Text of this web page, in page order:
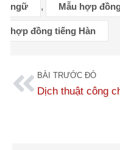
ngữ , Mẫu hợp
hợp đồng tiếng Hàn
BÀI TRƯỚC ĐÓ